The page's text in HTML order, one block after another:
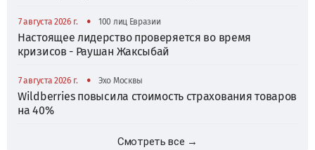
7 августа 2026 г. • 100 лиц Евразии
Настоящее лидерство проверяется во время
кризисов - Раушан Жаксыбай
7 августа 2026 г. • Эхо Москвы
Wildberries повысила стоимость страхования товаров
на 40%
Смотреть все →